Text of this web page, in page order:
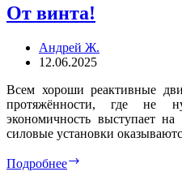
СЭВ
От винта!
Андрей Ж.
12.06.2025
Всем хороши реактивные
протяжённости, где не
экономичность выступает
силовые установки
Подробнее